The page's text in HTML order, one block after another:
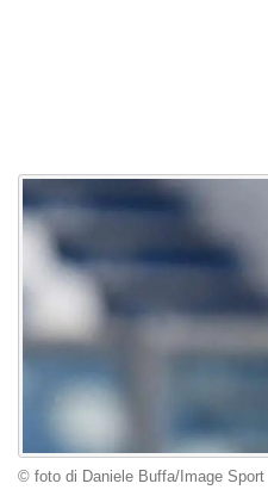
© foto di Daniele Buffa/Image Sport